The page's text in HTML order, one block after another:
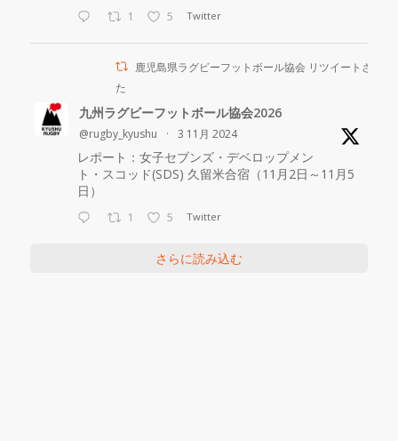
1 5 Twitter
鹿児島県ラグビーフットボール協会 リツイートされま
た
九州ラグビーフットボール協会2026
@rugby_kyushu · 3 11月 2024
レポート：女子セブンズ・デベロップメン
ト・スコッド(SDS) 久留米合宿（11月2日～11月5
日）
1 5 Twitter
さらに読み込む